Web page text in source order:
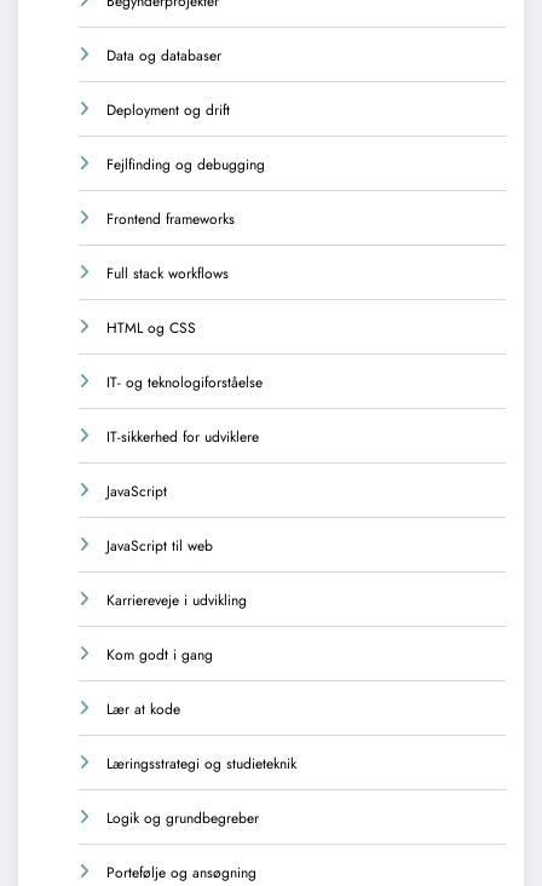
Data og databaser
Deployment og drift
Fejlfinding og debugging
Frontend frameworks
Full stack workflows
HTML og CSS
IT- og teknologiforståelse
IT-sikkerhed for udviklere
JavaScript
JavaScript til web
Karriereveje i udvikling
Kom godt i gang
Lær at kode
Læringsstrategi og studieteknik
Logik og grundbegreber
Portefølje og ansøgning